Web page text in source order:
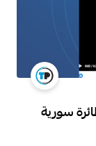
سورية